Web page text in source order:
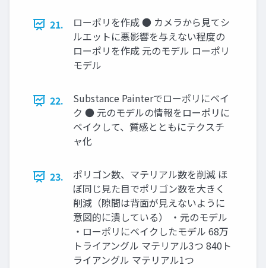
21.
ローポリを作成 ● カメラから見てシ
ルエットに悪影響を与えない程度の
ローポリを作成 元のモデル ローポリ
モデル
22.
Substance Painterでローポリにベイ
ク ● 元のモデルの情報をローポリに
ベイクして、質感とともにテクスチ
ャ化
23.
ポリゴン数、マテリアル数を削減 ほ
ぼ同じ見た目でポリゴン数を大きく
削減（隙間は背面が見えないように
意図的に潰している） ・元のモデル
・ローポリにベイクしたモデル 68万
トライアングル マテリアル3つ 840ト
ライアングル マテリアル1つ